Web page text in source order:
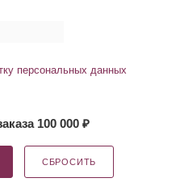
персональных данных
100 000 ₽
СБРОСИТЬ